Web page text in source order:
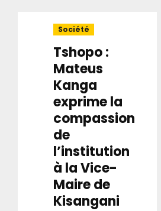
Société
Tshopo :
Mateus
Kanga
exprime la
compassion
de
l’institution
à la Vice-
Maire de
Kisangani